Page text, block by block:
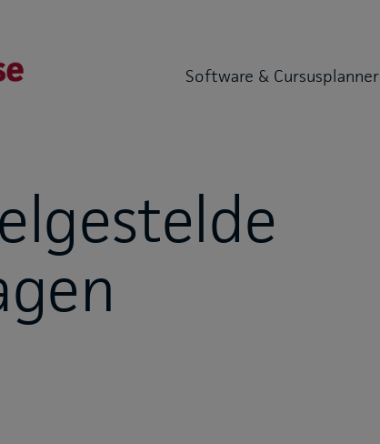
Software & Cursusplanner